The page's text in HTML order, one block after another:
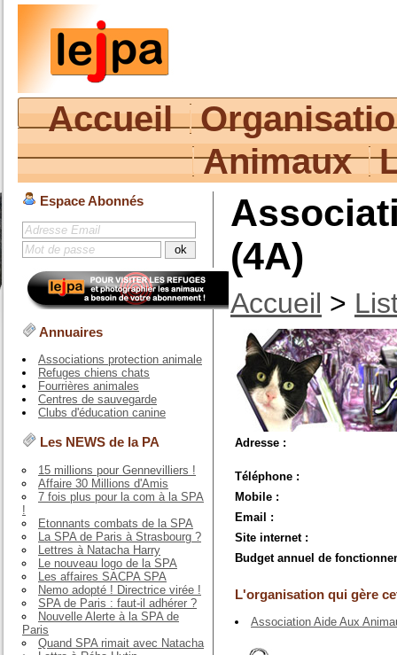
Accueil
Animaux
Espace Abonnés
Annuaires
Associations protection animale
Refuges chiens chats
Fourrières animales
Centres de sauvegarde
Clubs d'éducation canine
Les NEWS de la PA
15 millions pour Gennevilliers !
Affaire 30 Millions d'Amis
7 fois plus pour la com à la SPA
!
Etonnants combats de la SPA
La SPA de Paris à Strasbourg ?
Lettres à Natacha Harry
Le nouveau logo de la SPA
Les affaires SACPA SPA
Nemo adopté ! Directrice virée !
SPA de Paris : faut-il adhérer ?
Nouvelle Alerte à la SPA de
Paris
Quand SPA rimait avec Natacha
(4A)
Accueil >
Adresse :
Téléphone :
Mobile :
Email :
Site internet :
Budget annuel de
L'organisation qui gère
Association Aide Aux